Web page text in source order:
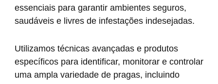
essenciais para garantir ambientes seguros,
saudáveis e livres de infestações indesejadas.
Utilizamos técnicas avançadas e produtos
específicos para identificar, monitorar e controlar
uma ampla variedade de pragas, incluindo